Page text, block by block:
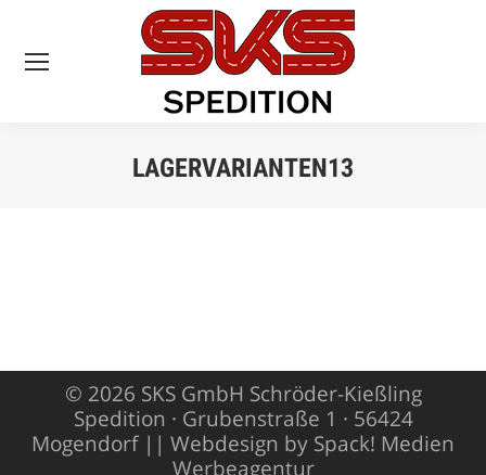
LAGERVARIANTEN13
© 2026 SKS GmbH Schröder-Kießling
Spedition · Grubenstraße 1 · 56424
Mogendorf || Webdesign by Spack! Medien
Werbeagentur